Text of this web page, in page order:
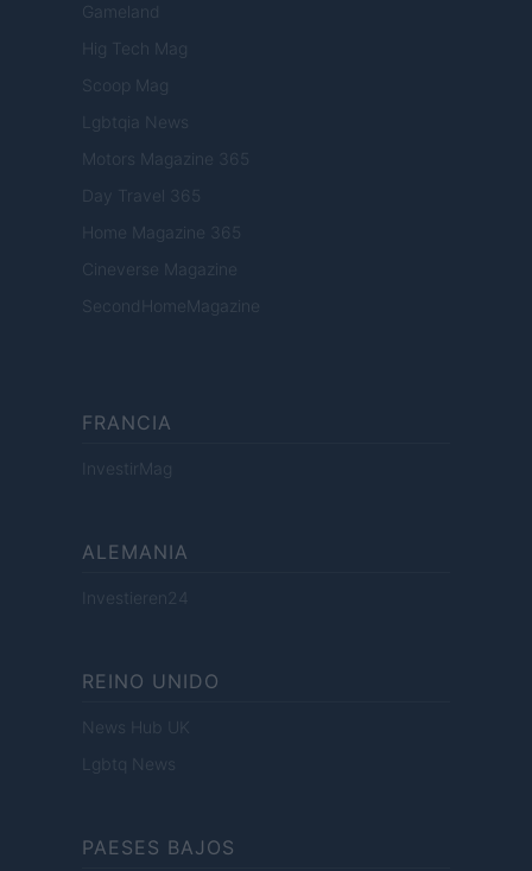
Gameland
Hig Tech Mag
Scoop Mag
Lgbtqia News
Motors Magazine 365
Day Travel 365
Home Magazine 365
Cineverse Magazine
SecondHomeMagazine
FRANCIA
InvestirMag
ALEMANIA
Investieren24
REINO UNIDO
News Hub UK
Lgbtq News
PAESES BAJOS